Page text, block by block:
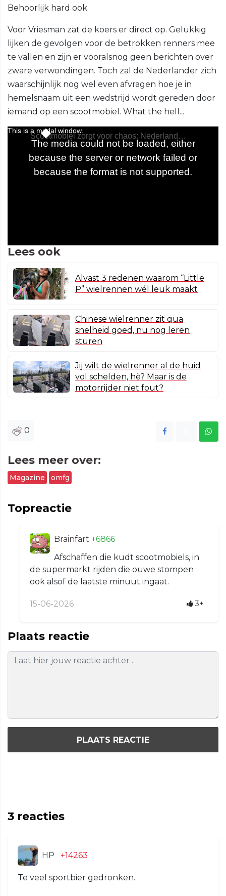
Behoorlijk hard ook.
Voor Vriesman zat de koers er direct op. Gelukkig
lijken de gevolgen voor de betrokken renners mee
te vallen en zijn er vooralsnog geen berichten over
zware verwondingen. Toch zal de Nederlander zich
waarschijnlijk nog wel even afvragen hoe je in
hemelsnaam uit een wedstrijd wordt gereden door
iemand op een scootmobiel. What the hell...
Lees ook
Alvast 3 redenen waarom “Little
P” wielrennen wél leuk maakt
Chinese wielrenner zit qua
snelheid goed, nu nog leren
sturen
Jij wilt de wielrenner al de huid
vol schelden, hè? Maar is de
motorrijder niet fout?
0
Lees meer over:
Magazine omfg
Topreactie
Brainfart +6866
Afschaffen die kudt scootmobiels, in
de supermarkt rijden die ouwe stompen
ook alsof de laatste minuut ingaat.
15-06-2026 3+
Plaats reactie
PLAATS REACTIE
3 reacties
HP +14263
Te veel sportbier gedronken.